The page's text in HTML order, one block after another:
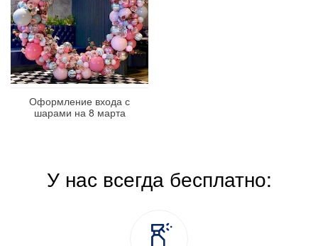
Оформление входа с
шарами на 8 марта
У нас всегда бесплатно: